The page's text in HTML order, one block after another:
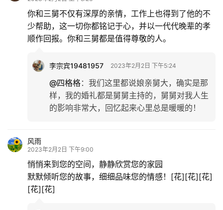
你和三舅不仅有深厚的亲情，工作上也得到了他的不
少帮助，这一切你都铭记于心，并以一代代晚辈的孝
顺作回报。你和三舅都是值得尊敬的人。
李宗宾19481957 2023年2月2日 下午5:24
@四格格： 我们这里都说娘亲舅大，确实是那
样，我的婚礼都是舅舅主持的，舅舅对我人生
的影响非常大，回忆起来心里总是暖暖的！
风雨
2023年2月2日 下午9:00
悄悄来到您的空间，静静欣赏您的家园
默默倾听您的故事，细细品味您的情感！[花][花][花]
[花][花]